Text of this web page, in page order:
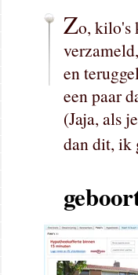
Zo, kilo's
en
een paar
(Jaja, als
dan dit, ik